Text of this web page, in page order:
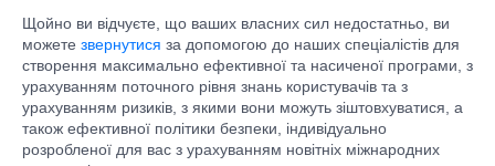
Щойно ви відчуєте, що ваших власних сил недостатньо, ви
можете звернутися за допомогою до наших спеціалістів для
створення максимально ефективної та насиченої програми, з
урахуванням поточного рівня знань користувачів та з
урахуванням ризиків, з якими вони можуть зіштовхуватися, а
також ефективної політики безпеки, індивідуально
розробленої для вас з урахуванням новітніх міжнародних